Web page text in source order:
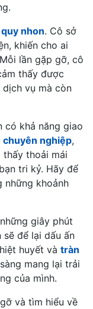
nhon. Cô sở
khiến cho ai
lần gặp gỡ, cô
thấy được
vụ mà còn
có khả năng giao
chuyên nghiệp,
thấy thoải mái
tri kỷ. Hãy để
những khoảnh
giây phút
để lại dấu ấn
huyết và tràn
mang lại trải
của mình.
và tìm hiểu về